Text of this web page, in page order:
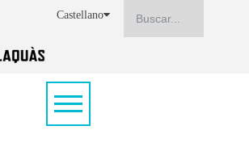
Castellano